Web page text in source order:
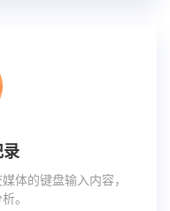
录
体的键盘输入内容，
。